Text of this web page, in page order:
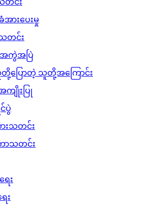
င်း
ားပေးမှု
တင်း
ကွဲအပြဲ
ပြောတဲ့ သူတို့အကြောင်း
ကျိုးပြု
ပွဲ
းသတင်း
ာသတင်း
ေး
း